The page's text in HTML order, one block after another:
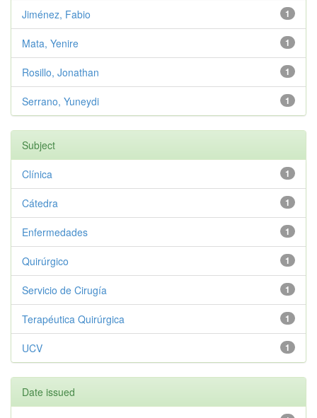
1
Jiménez, Fabio
1
Mata, Yenire
1
Rosillo, Jonathan
1
Serrano, Yuneydi
Subject
1
Clínica
1
Cátedra
1
Enfermedades
1
Quirúrgico
1
Servicio de Cirugía
1
Terapéutica Quirúrgica
1
UCV
Date issued